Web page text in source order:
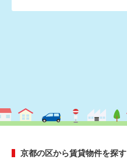
京都の区から賃貸物件を探す